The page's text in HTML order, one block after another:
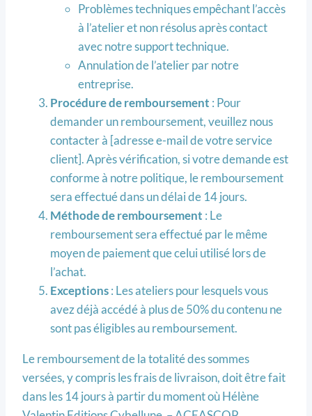
Problèmes techniques empêchant l’accès
à l’atelier et non résolus après contact
avec notre support technique.
Annulation de l’atelier par notre
entreprise.
Procédure de remboursement : Pour
demander un remboursement, veuillez nous
contacter à [adresse e-mail de votre service
client]. Après vérification, si votre demande est
conforme à notre politique, le remboursement
sera effectué dans un délai de 14 jours.
Méthode de remboursement : Le
remboursement sera effectué par le même
moyen de paiement que celui utilisé lors de
l’achat.
Exceptions: Les ateliers pour lesquels vous
avez déjà accédé à plus de 50% du contenu ne
sont pas éligibles au remboursement.
Le remboursement de la totalité des sommes
versées, y compris les frais de livraison, doit être fait
dans les 14 jours à partir du moment où Hélène